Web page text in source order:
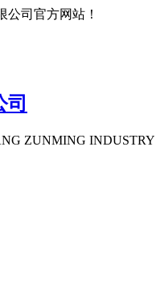
司官方网站！
ZUNMING